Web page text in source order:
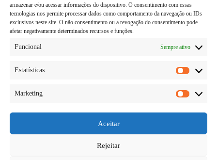
armazenar e/ou acessar informações do dispositivo. O consentimento com essas
tecnologias nos permite processar dados como comportamento da navegação ou IDs
exclusivos neste site. O não consentimento ou a revogação do consentimento pode
afetar negativamente determinados recursos e funções.
Funcional Sempre ativo
Estatísticas
Marketing
Aceitar
Rejeitar
Adicionar comentário*
Publicar comentário